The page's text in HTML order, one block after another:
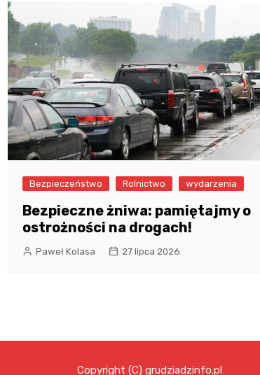
Bezpieczeństwo Rolnictwo wydarzenia
Bezpieczne żniwa: pamiętajmy o
ostrożności na drogach!
Paweł Kolasa 27 lipca 2026
Copyright (C) grudziadzinfo.pl